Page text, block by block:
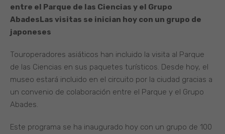
entre el Parque de las Ciencias y el Grupo
AbadesLas visitas se inician hoy con un grupo de
japoneses
Touroperadores asiáticos han incluido la visita al Parque
de las Ciencias en sus paquetes turísticos. Desde hoy, el
museo estará incluido en el circuito por la ciudad gracias a
un convenio de colaboración entre el Parque y el Grupo
Abades.
Este programa se ha inaugurado hoy con un grupo de 100